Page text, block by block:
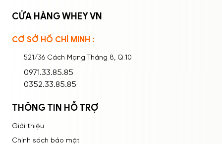
Ghi nhớ mật khẩu
CỬA HÀNG WHEY VN
CƠ SỞ HỒ CHÍ MINH :
521/36 Cách Mạng Tháng 8, Q.10
0971.33.85.85
0352.33.85.85
THÔNG TIN HỖ TRỢ
Giới thiệu
Chính sách bảo mật